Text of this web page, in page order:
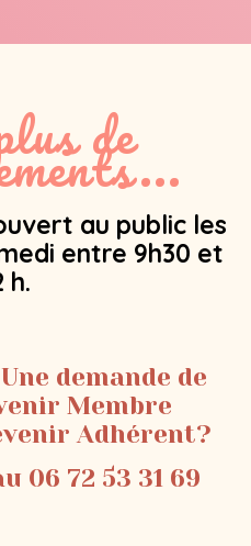
de
au public les
entre 9h30 et
h.
demande de
Membre
Adhérent?
06 72 53 31 69